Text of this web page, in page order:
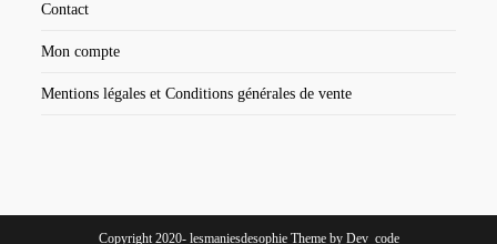
Contact
Mon compte
Mentions légales et Conditions générales de vente
Copyright 2020- lesmaniesdesophie Theme by Dev_code